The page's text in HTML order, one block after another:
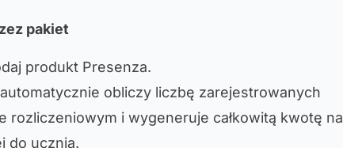
pakiet
produkt Presenza.
obliczy liczbę zarejestrowanych
rozliczeniowym i wygeneruje całkowitą kwotę na
do ucznia.